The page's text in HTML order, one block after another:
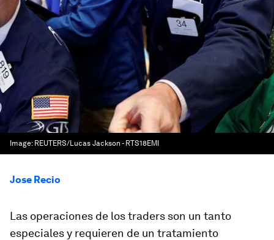
Image: REUTERS/Lucas Jackson - RTS18EMI
Jose Recio
Las operaciones de los traders son un tanto
especiales y requieren de un tratamiento